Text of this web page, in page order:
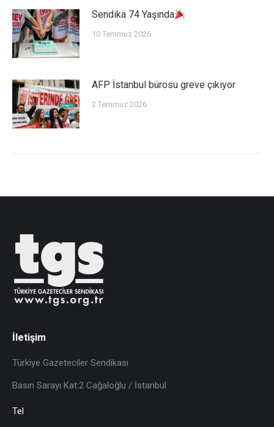
Sendika 74 Yaşında
10 Temmuz 2026
AFP İstanbul bürosu greve çıkıyor
2 Temmuz 2026
İletişim
Türkiye Gazeteciler Sendikası
Basın Sarayı Kat:2 Cağaloğlu / İstanbul
Tel